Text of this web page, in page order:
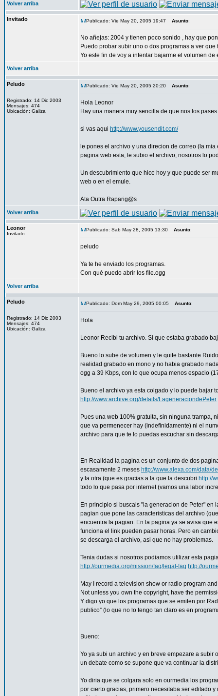
Volver arriba
Invitado Publicado: Vie May 20, 2005 19:47 Asunto:
No añejas: 2004 y tienen poco sonido , hay que
Puedo probar subir uno o dos programas a ver que
Yo este fin de voy a intentar bajarme el volumen
Volver arriba
Peludo
Registrado: 14 Dic 2003
Mensajes: 474
Ubicación: Galiza
Publicado: Vie May 20, 2005 20:20 Asunto:
Hola Leonor
Hay una manera muy sencilla de que nos los pases
si vas aqui http://www.yousendit.com/
le pones el archivo y una direcion de correo (la
pagina web esta, te subio el archivo, nosotros lo
Un descubrimiento que hice hoy y que puede ser
web o en el emule.
Ata Outra Raparig@s
Volver arriba
Leonor
Invitado
Publicado: Sab May 28, 2005 13:30 Asunto:
peludo
Ya te he enviado los programas.
Con qué puedo abrir los file.ogg
Volver arriba
Peludo
Registrado: 14 Dic 2003
Mensajes: 474
Ubicación: Galiza
Publicado: Dom May 29, 2005 00:05 Asunto:
Hola
Leonor Recibi tu archivo. Si que estaba grabado
Bueno lo sube de volumen y le quite bastante
realidad grabado en mono y no habia grabado
ogg a 39 Kbps, con lo que ocupa menos espacio
Bueno el archivo ya esta colgado y lo puede bajar
http://www.archive.org/details/LageneraciondePeter
Pues una web 100% gratuita, sin ninguna trampa,
que va permenecer hay (indefinidamente) ni el
archivo para que te lo puedas escuchar sin
En Realidad la pagina es un conjunto de dos
escasamente 2 meses http://www.alexa.com/data/
y la otra (que es gracias a la que la descubri http://
todo lo que pasa por internet (vamos una labor
En principio si buscais "la generacion de Peter"
pagian que pone las caracteristicas del archivo
encuentra la pagian. En la pagina ya se avisa que
funciona el link pueden pasar horas. Pero en
se descarga el archivo, asi que no hay problemas.
Tenia dudas si nosotros podiamos utilizar esta
http://ourmedia.org/mission/faq/legal-faq http://
May I record a television show or radio program
Not unless you own the copyright, have the
Y digo yo que los programas que se emiten por
publico” (lo que no lo tengo tan claro es en
Bueno:
Yo ya subi un archivo y en breve empezare a
un debate como se supone que va continuar la
Yo diria que se colgara solo en ourmedia los
por cierto gracias, primero necesitaba ser editado